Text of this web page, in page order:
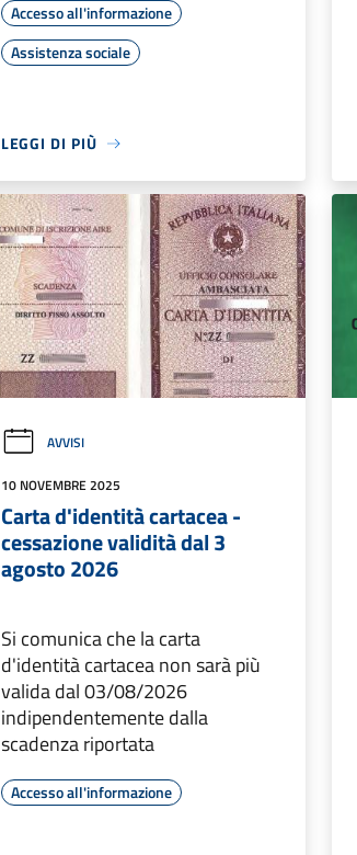
Accesso all'informazione
Assistenza sociale
LEGGI DI PIÙ
AVVISI
10 NOVEMBRE 2025
Carta d'identità cartacea -
cessazione validità dal 3
agosto 2026
Si comunica che la carta
d'identità cartacea non sarà più
valida dal 03/08/2026
indipendentemente dalla
scadenza riportata
Accesso all'informazione